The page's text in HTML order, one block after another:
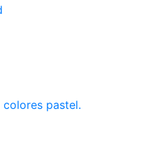
colores pastel.